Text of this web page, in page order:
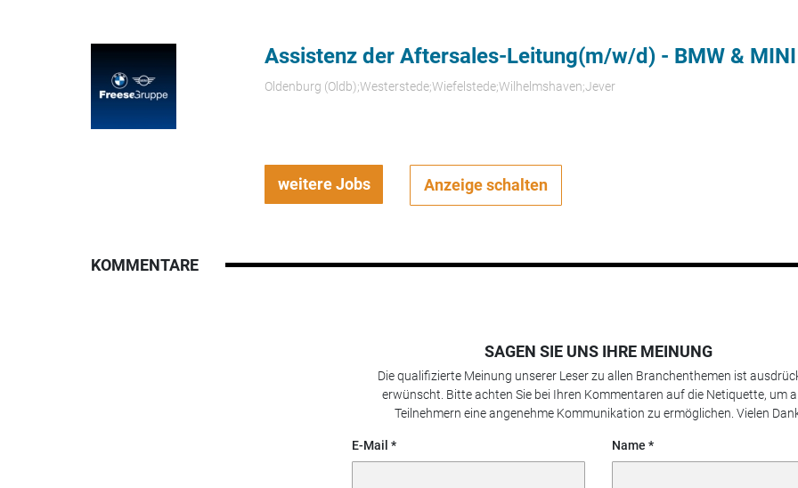
Assistenz der Aftersales-Leitung(m/w/d) - BMW & MINI
Oldenburg (Oldb);Westerstede;Wiefelstede;Wilhelmshaven;Jever
weitere Jobs Anzeige schalten
KOMMENTARE
SAGEN SIE UNS IHRE MEINUNG
Die qualifizierte Meinung unserer Leser zu allen Branchenthemen ist
erwünscht. Bitte achten Sie bei Ihren Kommentaren auf die Netiquette, um
Teilnehmern eine angenehme Kommunikation zu ermöglichen. Vielen
E-Mail Name